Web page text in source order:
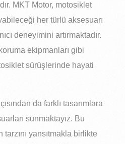
MKT Motor, motosiklet
her türlü aksesuarı
deneyimini artırmaktadır.
ekipmanları gibi
sürüşlerinde hayati
da farklı tasarımlara
sunmaktayız. Bu
yansıtmakla birlikte